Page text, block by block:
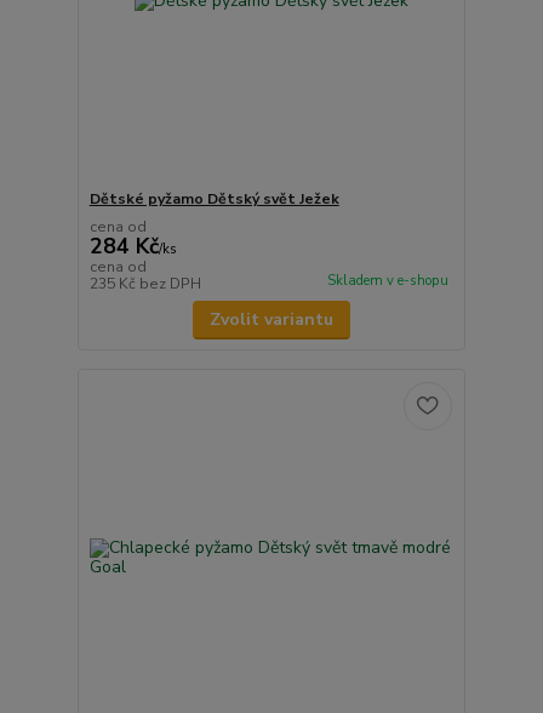
Dětské pyžamo Dětský svět Ježek
cena od
284 Kč/ks
cena od
235 Kč bez DPH Skladem v e-shopu
Zvolit variantu